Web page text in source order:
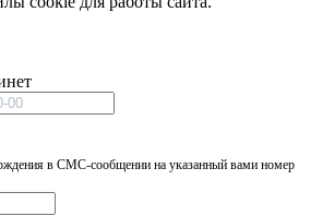
в СМС-сообщении на указанный вами номер